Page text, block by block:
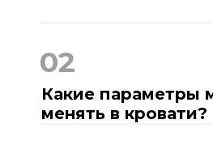
02
Какие параметры
менять в кровати?